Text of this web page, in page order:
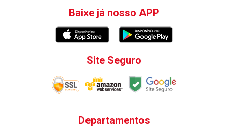
Baixe já nosso APP
Site Seguro
Departamentos